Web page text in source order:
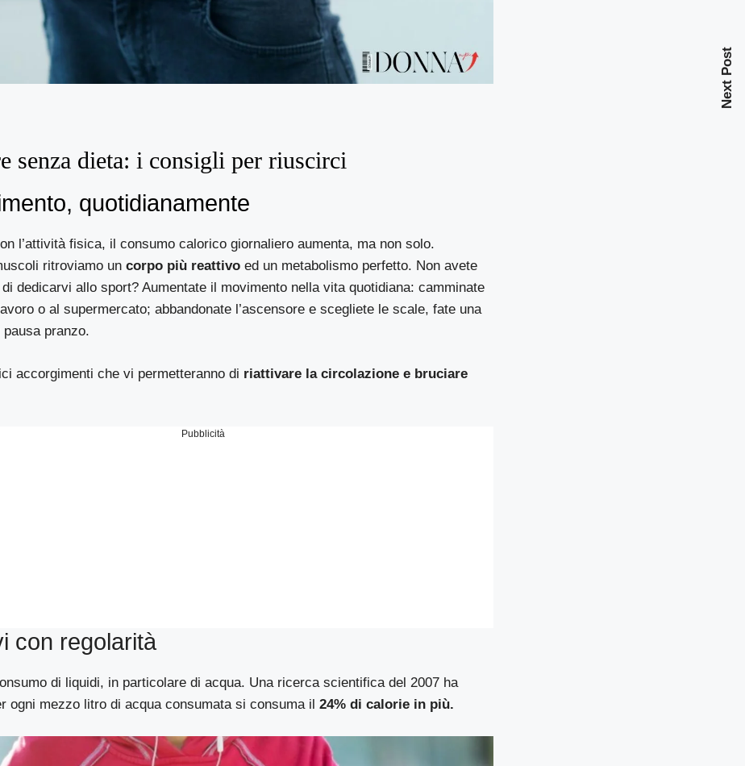
senza dieta: i consigli per riuscirci
quotidianamente
l’attività fisica, il consumo calorico giornaliero aumenta, ma non solo.
ritroviamo uncorpo più reattivo ed un metabolismo perfetto. Non avete
dedicarvi allo sport? Aumentate il movimento nella vita quotidiana: camminate
o al supermercato; abbandonate l’ascensore e scegliete le scale, fate una
pranzo.
accorgimenti che vi permetteranno di riattivare la circolazione e bruciare
Pubblicità
con regolarità
di liquidi, in particolare di acqua. Una ricerca scientifica del 2007 ha
ogni mezzo litro di acqua consumata si consuma il24% di calorie in più.
Next Post